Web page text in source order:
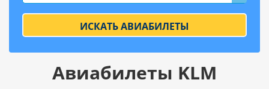
ИСКАТЬ АВИАБИЛЕТЫ
Авиабилеты KLM